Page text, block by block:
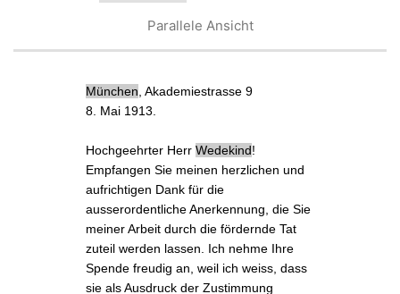
Parallele Ansicht
München , Akademiestrasse 9
8. Mai 1913.
Hochgeehrter HerrWedekind!
Empfangen Sie meinen herzlichen und
aufrichtigen Dank für die
ausserordentliche Anerkennung, die Sie
meiner Arbeit durch die fördernde Tat
zuteil werden lassen. Ich nehme Ihre
Spende freudig an , weil ich weiss, dass
sie als Ausdruck der Zustimmung